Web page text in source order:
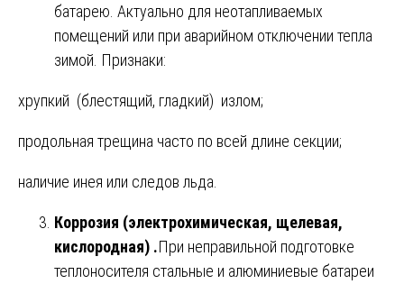
батарею. Актуально для неотапливаемых
помещений или при аварийном отключении тепла
зимой. Признаки:
хрупкий (блестящий, гладкий) излом;
продольная трещина часто по всей длине секции;
наличие инея или следов льда.
Коррозия (электрохимическая, щелевая,
кислородная) .При неправильной подготовке
теплоносителя стальные и алюминиевые батареи